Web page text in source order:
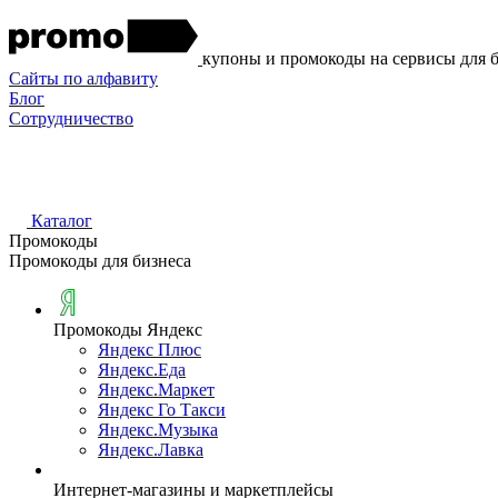
купоны и промокоды на сервисы для
Сайты по алфавиту
Блог
Сотрудничество
Каталог
Промокоды
Промокоды для бизнеса
Промокоды Яндекс
Яндекс Плюс
Яндекс.Еда
Яндекс.Маркет
Яндекс Го Такси
Яндекс.Музыка
Яндекс.Лавка
Интернет-магазины и маркетплейсы